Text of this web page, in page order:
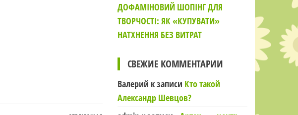
ДОФАМІНОВИЙ ШОПІНГ ДЛЯ
ТВОРЧОСТІ: ЯК «КУПУВАТИ»
НАТХНЕННЯ БЕЗ ВИТРАТ
СВЕЖИЕ КОММЕНТАРИИ
Валерий к записи Кто такой
Александр Шевцов?